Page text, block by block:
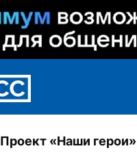
Проект «Наши герои»